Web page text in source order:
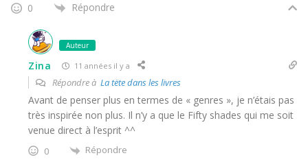
0 Répondre
Auteur
Zina 11 années il y a
Répondre à La tëte dans les livres
Avant de penser plus en termes de « genres », je n’étais pas
très inspirée non plus. Il n’y a que le Fifty shades qui me soit
venue direct à l’esprit ^^
0 Répondre